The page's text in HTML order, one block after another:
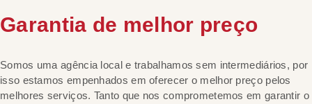
Garantia de melhor preço
Somos uma agência local e trabalhamos sem intermediários, por
isso estamos empenhados em oferecer o melhor preço pelos
melhores serviços. Tanto que nos comprometemos em garantir o